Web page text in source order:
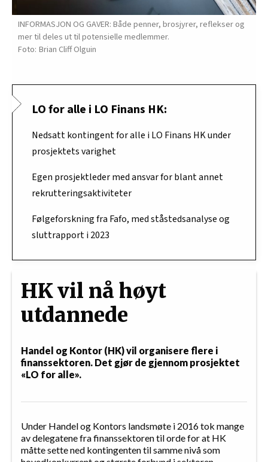
INFORMASJON OG GAVER: Både penner, brosjyrer, reflekser og
mer til deles ut til potensielle medlemmer.
Brian Cliff Olguin
LO for alle i LO Finans HK:
Nedsatt kontingent for alle i LO Finans HK under
prosjektets varighet
Egen prosjektleder med ansvar for blant annet
rekrutteringsaktiviteter
Følgeforskning fra Fafo, med ståstedsanalyse og
sluttrapport i 2023
HK vil nå høyt
utdannede
Handel og Kontor (HK) vil organisere flere i
finanssektoren. Det gjør de gjennom prosjektet
«LO for alle».
Under Handel og Kontors landsmøte i 2016 tok mange
av delegatene fra finanssektoren til orde for at HK
måtte sette ned kontingenten til samme nivå som